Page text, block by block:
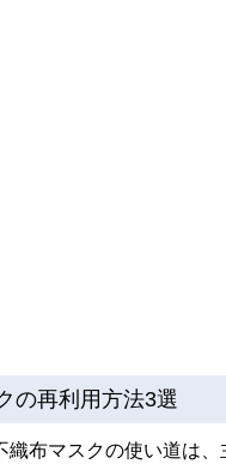
の再利用方法3選
織布マスクの使い道は、